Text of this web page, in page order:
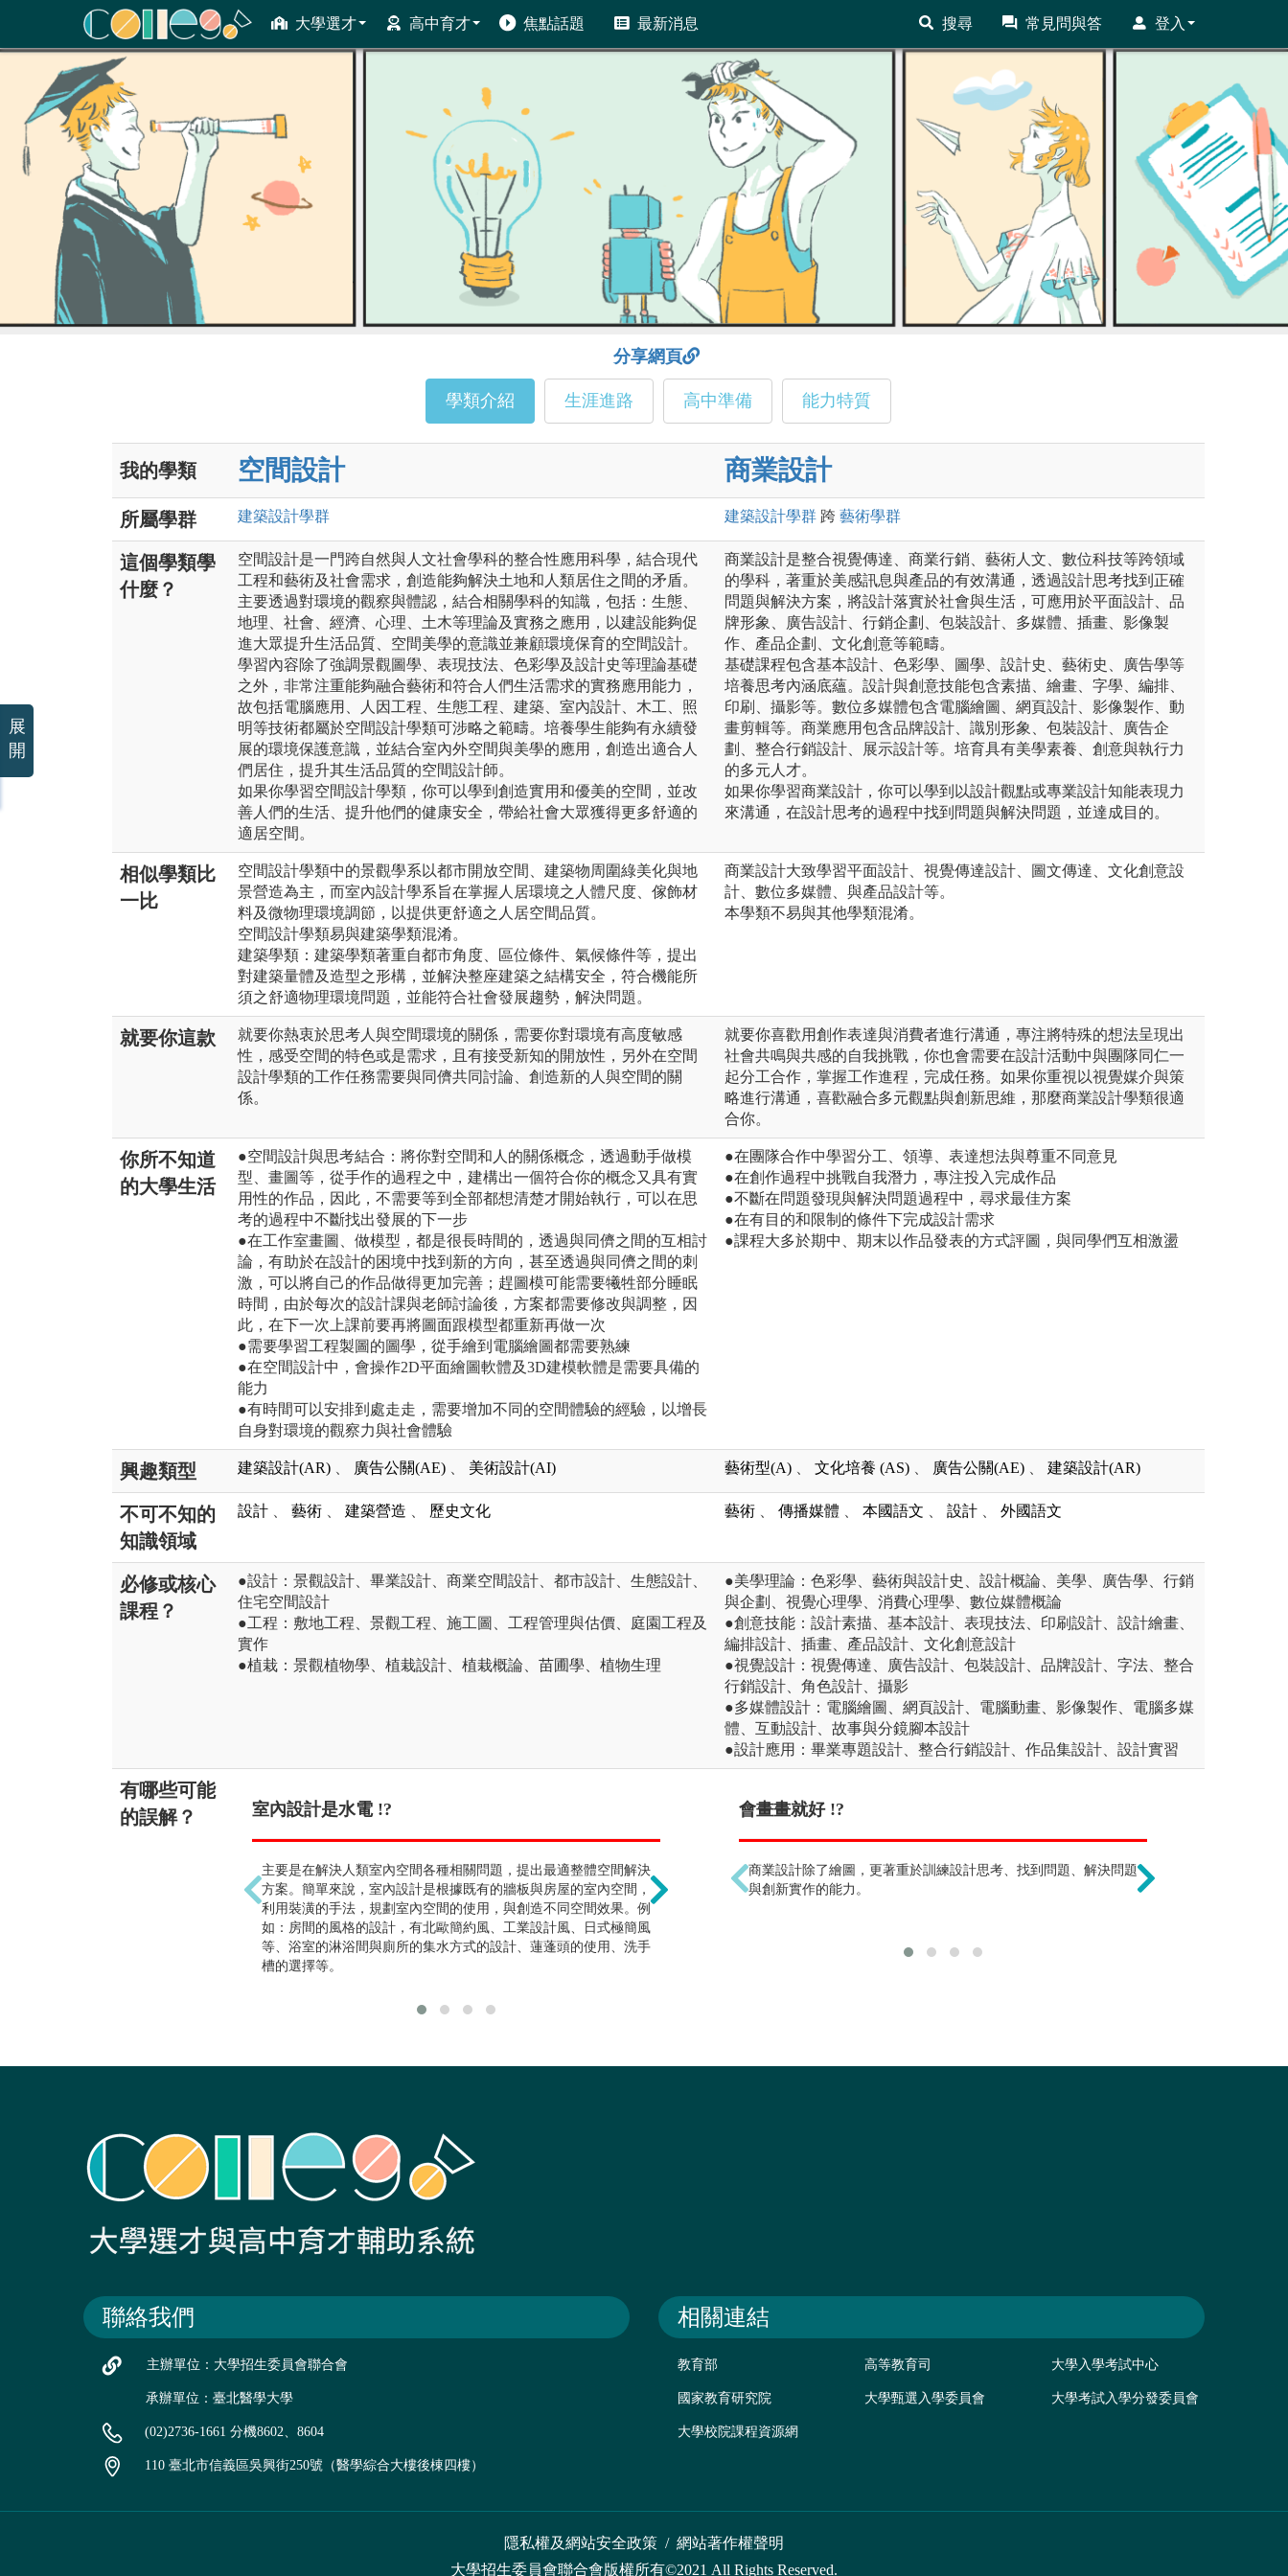
大學選才 高中育才 焦點話題 最新消息 搜尋 常見問與答 登入
ColleGo! 大學選才與高中育才輔助系統
分享網頁
學類介紹 生涯進路 高中準備 能力特質
我的學類 空間設計 商業設計
所屬學群 建築設計學群 建築設計學群 跨 藝術學群
這個學類學
什麼？
空間設計是一門跨自然與人文社會學科的整合性應用科學，結合現代
工程和藝術及社會需求，創造能夠解決土地和人類居住之間的矛盾。
主要透過對環境的觀察與體認，結合相關學科的知識，包括：生態、
地理、社會、經濟、心理、土木等理論及實務之應用，以建設能夠促
進大眾提升生活品質、空間美學的意識並兼顧環境保育的空間設計。
學習內容除了強調景觀圖學、表現技法、色彩學及設計史等理論基礎
之外，非常注重能夠融合藝術和符合人們生活需求的實務應用能力，
故包括電腦應用、人因工程、生態工程、建築、室內設計、木工、照
明等技術都屬於空間設計學類可涉略之範疇。培養學生能夠有永續發
展的環境保護意識，並結合室內外空間與美學的應用，創造出適合人
們居住，提升其生活品質的空間設計師。
如果你學習空間設計學類，你可以學到創造實用和優美的空間，並改
善人們的生活、提升他們的健康安全，帶給社會大眾獲得更多舒適的
適居空間。
商業設計是整合視覺傳達、商業行銷、藝術人文、數位科技等跨領域
的學科，著重於美感訊息與產品的有效溝通，透過設計思考找到正確
問題與解決方案，將設計落實於社會與生活，可應用於平面設計、品
牌形象、廣告設計、行銷企劃、包裝設計、多媒體、插畫、影像製
作、產品企劃、文化創意等範疇。
基礎課程包含基本設計、色彩學、圖學、設計史、藝術史、廣告學等
培養思考內涵底蘊。設計與創意技能包含素描、繪畫、字學、編排、
印刷、攝影等。數位多媒體包含電腦繪圖、網頁設計、影像製作、動
畫剪輯等。商業應用包含品牌設計、識別形象、包裝設計、廣告企
劃、整合行銷設計、展示設計等。培育具有美學素養、創意與執行力
的多元人才。
如果你學習商業設計，你可以學到以設計觀點或專業設計知能表現力
來溝通，在設計思考的過程中找到問題與解決問題，並達成目的。
相似學類比
一比
空間設計學類中的景觀學系以都市開放空間、建築物周圍綠美化與地
景營造為主，而室內設計學系旨在掌握人居環境之人體尺度、傢飾材
料及微物理環境調節，以提供更舒適之人居空間品質。
空間設計學類易與建築學類混淆。
建築學類：建築學類著重自都市角度、區位條件、氣候條件等，提出
對建築量體及造型之形構，並解決整座建築之結構安全，符合機能所
須之舒適物理環境問題，並能符合社會發展趨勢，解決問題。
商業設計大致學習平面設計、視覺傳達設計、圖文傳達、文化創意設
計、數位多媒體、與產品設計等。
本學類不易與其他學類混淆。
就要你這款
就要你熱衷於思考人與空間環境的關係，需要你對環境有高度敏感
性，感受空間的特色或是需求，且有接受新知的開放性，另外在空間
設計學類的工作任務需要與同儕共同討論、創造新的人與空間的關
係。
就要你喜歡用創作表達與消費者進行溝通，專注將特殊的想法呈現出
社會共鳴與共感的自我挑戰，你也會需要在設計活動中與團隊同仁一
起分工合作，掌握工作進程，完成任務。如果你重視以視覺媒介與策
略進行溝通，喜歡融合多元觀點與創新思維，那麼商業設計學類很適
合你。
你所不知道
的大學生活
●空間設計與思考結合：將你對空間和人的關係概念，透過動手做模
型、畫圖等，從手作的過程之中，建構出一個符合你的概念又具有實
用性的作品，因此，不需要等到全部都想清楚才開始執行，可以在思
考的過程中不斷找出發展的下一步
●在工作室畫圖、做模型，都是很長時間的，透過與同儕之間的互相討
論，有助於在設計的困境中找到新的方向，甚至透過與同儕之間的刺
激，可以將自己的作品做得更加完善；趕圖模可能需要犧牲部分睡眠
時間，由於每次的設計課與老師討論後，方案都需要修改與調整，因
此，在下一次上課前要再將圖面跟模型都重新再做一次
●需要學習工程製圖的圖學，從手繪到電腦繪圖都需要熟練
●在空間設計中，會操作2D平面繪圖軟體及3D建模軟體是需要具備的
能力
●有時間可以安排到處走走，需要增加不同的空間體驗的經驗，以增長
自身對環境的觀察力與社會體驗
●在團隊合作中學習分工、領導、表達想法與尊重不同意見
●在創作過程中挑戰自我潛力，專注投入完成作品
●不斷在問題發現與解決問題過程中，尋求最佳方案
●在有目的和限制的條件下完成設計需求
●課程大多於期中、期末以作品發表的方式評圖，與同學們互相激盪
興趣類型 建築設計(AR) 廣告公關(AE) 美術設計(AI) 藝術型(A) 文化培養 (AS) 廣告公關(AE) 建築設計(AR)
不可不知的
知識領域
設計 藝術 建築營造 歷史文化 藝術 傳播媒體 本國語文 設計 外國語文
必修或核心
課程？
●設計：景觀設計、畢業設計、商業空間設計、都市設計、生態設計、
住宅空間設計
●工程：敷地工程、景觀工程、施工圖、工程管理與估價、庭園工程及
實作
●植栽：景觀植物學、植栽設計、植栽概論、苗圃學、植物生理
●美學理論：色彩學、藝術與設計史、設計概論、美學、廣告學、行銷
與企劃、視覺心理學、消費心理學、數位媒體概論
●創意技能：設計素描、基本設計、表現技法、印刷設計、設計繪畫、
編排設計、插畫、產品設計、文化創意設計
●視覺設計：視覺傳達、廣告設計、包裝設計、品牌設計、字法、整合
行銷設計、角色設計、攝影
●多媒體設計：電腦繪圖、網頁設計、電腦動畫、影像製作、電腦多媒
體、互動設計、故事與分鏡腳本設計
●設計應用：畢業專題設計、整合行銷設計、作品集設計、設計實習
有哪些可能
的誤解？
室內設計是水電 !?
主要是在解決人類室內空間各種相關問題，提出最適整體空間解決
方案。簡單來說，室內設計是根據既有的牆板與房屋的室內空間，
利用裝潢的手法，規劃室內空間的使用，與創造不同空間效果。例
如：房間的風格的設計，有北歐簡約風、工業設計風、日式極簡風
等、浴室的淋浴間與廁所的集水方式的設計、蓮蓬頭的使用、洗手
槽的選擇等。
景觀設計是種植物 !?
核心學習重點在環境整體的規劃與設計，從小尺度的社區公園到中
尺度的都市廣場，到大尺度的國家公園、國土計畫。植栽的設計與
留、可以通行、可以觀賞的各種不同功能的景觀與空間。
需要二手資料分析、環
眼界與知識才是最好的
會畫畫就好 !?
商業設計除了繪圖，更著重於訓練設計思考、找到問題、解決問題
與創新實作的能力。
聯絡我們
主辦單位：大學招生委員會聯合會
承辦單位：臺北醫學大學
(02)2736-1661 分機8602、8604
110 臺北市信義區吳興街250號（醫學綜合大樓後棟四樓）
相關連結
教育部 高等教育司 大學入學考試中心
國家教育研究院 大學甄選入學委員會 大學考試入學分發委員會
大學校院課程資源網
隱私權及網站安全政策 / 網站著作權聲明
大學招生委員會聯合會版權所有©2021 All Rights Reserved.
展
開